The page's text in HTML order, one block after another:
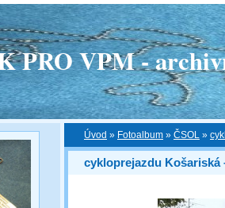
PRO VPM -
Úvod » Fotoalbum » ČSOL »
cykloprejazdu Košariská